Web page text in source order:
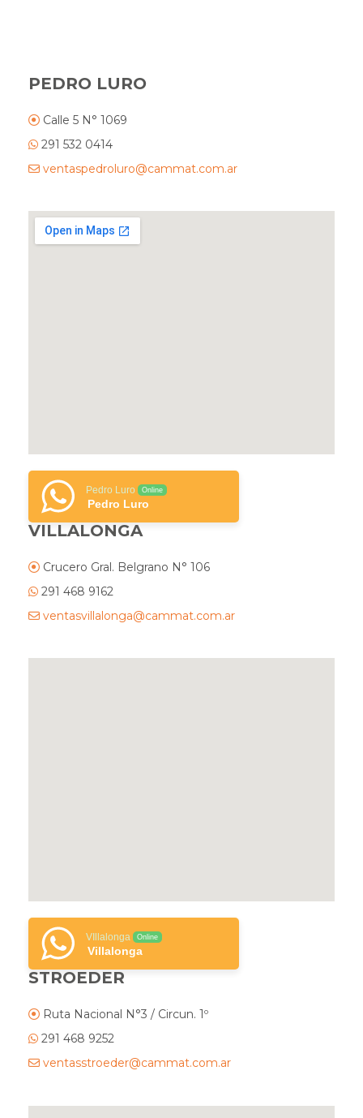
PEDRO LURO
Calle 5 N° 1069
291 532 0414
ventaspedroluro@cammat.com.ar
Pedro Luro Online
Pedro Luro
VILLALONGA
Crucero Gral. Belgrano N° 106
291 468 9162
ventasvillalonga@cammat.com.ar
VIllalonga Online
Villalonga
STROEDER
Ruta Nacional N°3 / Circun. 1º
291 468 9252
ventasstroeder@cammat.com.ar